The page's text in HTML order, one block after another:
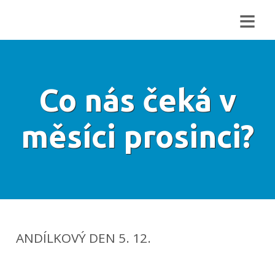
≡
Co nás čeká v
měsíci prosinci?
ANDÍLKOVÝ DEN 5. 12.